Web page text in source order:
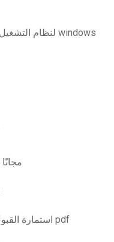
قم بتنزيل قمرة القيادة cv لـ dc-9 fsx مجانًا